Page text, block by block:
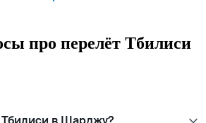
про перелёт Тбилиси